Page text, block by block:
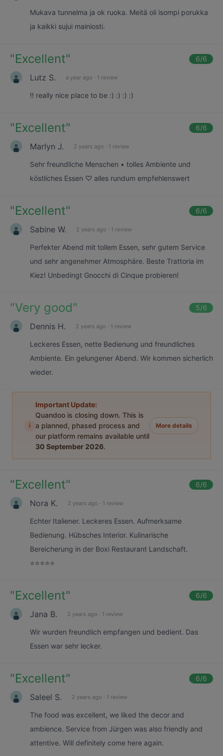
Mukava tunnelma ja ok ruoka. Meitä oli isompi porukka
ja kaikki sujui mainiosti.
"Excellent" 6/6
Lutz S. a year ago · 1 review
!! really nice place to be :) :) :) :)
"Excellent" 6/6
Marlyn J. 2 years ago · 1 review
Sehr freundliche Menschen • tolles Ambiente und
köstliches Essen ♡ alles rundum empfehlenswert
"Excellent" 6/6
Sabine W. 2 years ago · 1 review
Perfekter Abend mit tollem Essen, sehr gutem Service
und sehr angenehmer Atmosphäre. Beste Trattoria im
Kiez! Unbedingt Gnocchi di Cinque probieren!
"Very good" 5/6
Dennis H. 2 years ago · 1 review
Leckeres Essen, nette Bedienung und freundliches
Ambiente. Ein gelungener Abend. Wir kommen sicherlich
wieder.
i
Important Update:
Quandoo is closing down. This is
a planned, phased process and
our platform remains available until
30 September 2026.
More details
"Excellent" 6/6
Nora K. 2 years ago · 1 review
Echter Italiener. Leckeres Essen. Aufmerksame
Bedienung. Hübsches Interior. Kulinarische
Bereicherung in der Boxi Restaurant Landschaft.
⭐️⭐️⭐️⭐️⭐️
"Excellent" 6/6
Jana B. 2 years ago · 1 review
Wir wurden freundlich empfangen und bedient. Das
Essen war sehr lecker.
"Excellent" 6/6
Saleel S. 2 years ago · 1 review
The food was excellent, we liked the decor and
ambience. Service from Jürgen was also friendly and
attentive. Will definitely come here again.